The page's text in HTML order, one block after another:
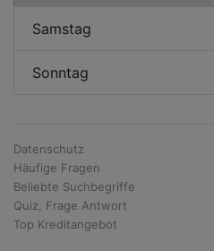
Samstag
Sonntag
Datenschutz
Häufige Fragen
Beliebte Suchbegriffe
Quiz, Frage Antwort
Top Kreditangebot